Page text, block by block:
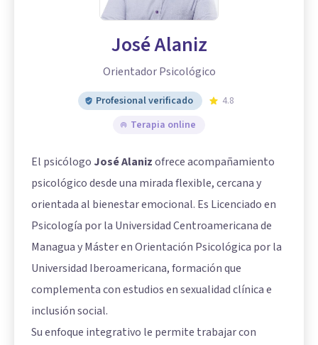
José Alaniz
Orientador Psicológico
Profesional verificado
4.8
Terapia online
El psicólogo José Alanizofrece acompañamiento
psicológico desde una mirada flexible, cercana y
orientada al bienestar emocional. Es Licenciado en
Psicología por la Universidad Centroamericana de
Managua y Máster en Orientación Psicológica por la
Universidad Iberoamericana, formación que
complementa con estudios en sexualidad clínica e
inclusión social.
Su enfoque integrativo le permite trabajar con